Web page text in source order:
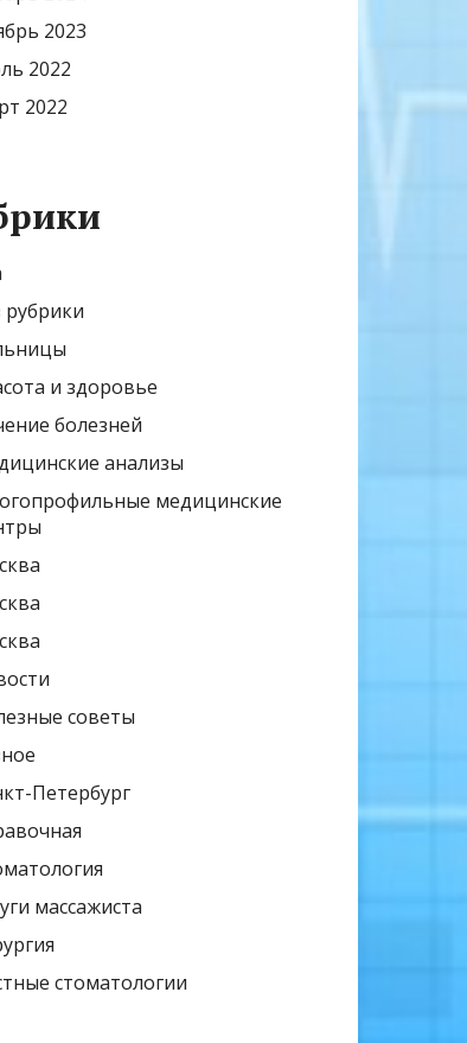
2023
2022
2022
рубрики
и здоровье
болезней
анализы
медицинские
советы
Петербург
массажиста
стоматологии